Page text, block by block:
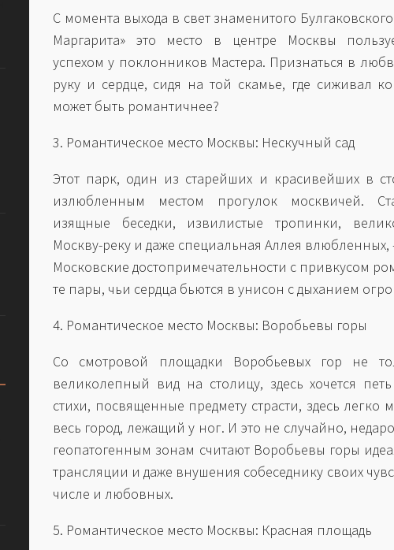
С момента выхода в свет знаменитого
Маргарита» это место в центре Москвы
успехом у поклонников Мастера. Признаться в
руку и сердце, сидя на той скамье, где сиживал
может быть романтичнее?
3. Романтическое место Москвы: Нескучный сад
Этот парк, один из старейших и красивейших в
излюбленным местом прогулок москвичей.
изящные беседки, извилистые тропинки,
Москву-реку и даже специальная Аллея влюбленных,
Московские достопримечательности с привкусом
те пары, чьи сердца бьются в унисон с дыханием
4. Романтическое место Москвы: Воробьевы горы
Со смотровой площадки Воробьевых гор не
великолепный вид на столицу, здесь хочется
стихи, посвященные предмету страсти, здесь легко
весь город, лежащий у ног. И это не случайно,
геопатогенным зонам считают Воробьевы горы
трансляции и даже внушения собеседнику своих
числе и любовных.
5. Романтическое место Москвы: Красная площадь